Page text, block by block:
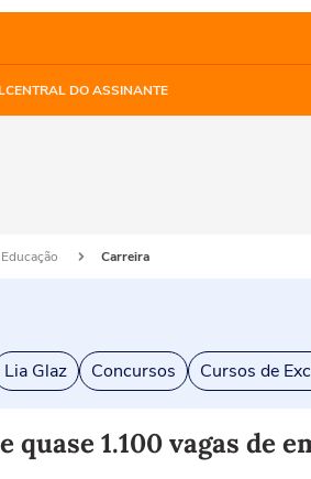
CENTRAL DO ASSINANTE
Educação Carreira
Lia Glaz Concursos Cursos de
quase 1.100 vagas de